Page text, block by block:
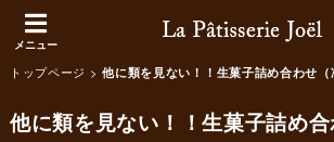
メニュー
トップページ >他に類を見ない！！生菓子詰め合わせ
他に類を見ない！！生菓子詰め合